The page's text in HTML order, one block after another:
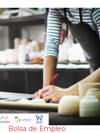
Bolsa de Empleo